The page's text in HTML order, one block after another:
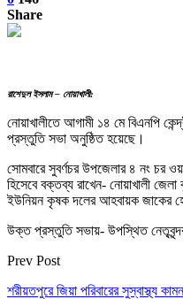
Share
রাশেদুল ইসলাম – নোয়াখালী:
নোয়াখালীতে আগামী ১৪ মে বিএনপি
প্রস্তুতি সভা অনুষ্ঠিত হয়েছে।
সোমবারে সুবর্ণচর উপজেলার ৪ নং চর
হিসেবে বক্তব্য রাখেন- নোয়াখালী
ইউনিয়ন কৃষক দলের আহবায়ক জাকের
উক্ত প্রস্তুতি সভায়- উপস্থিত
Prev Post
শরীয়তপুরে জিয়া পরিবারের সুস্বাস্থ্য